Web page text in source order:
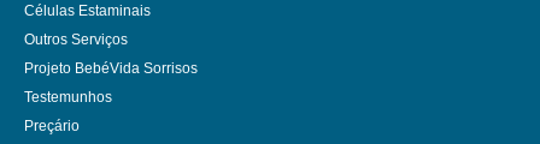
Células Estaminais
Outros Serviços
Projeto BebéVida Sorrisos
Testemunhos
Preçário